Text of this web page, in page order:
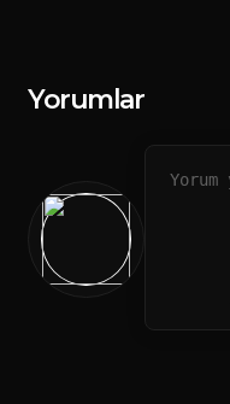
Yorumlar